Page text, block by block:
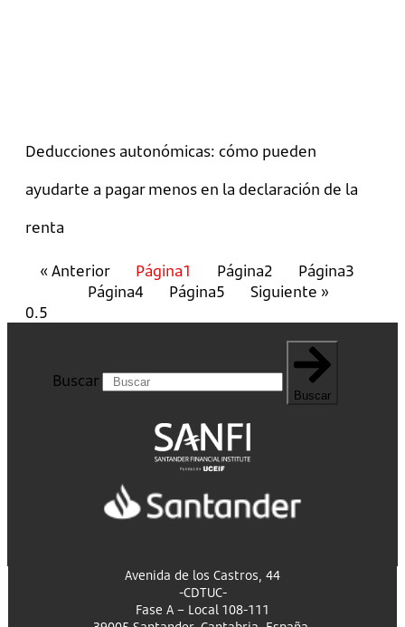
Deducciones autonómicas: cómo pueden
ayudarte a pagar menos en la declaración de la
renta
« Anterior Página1 Página2 Página3
Página4 Página5 Siguiente »
Buscar
Buscar
Avenida de los Castros, 44
-CDTUC-
Fase A – Local 108-111